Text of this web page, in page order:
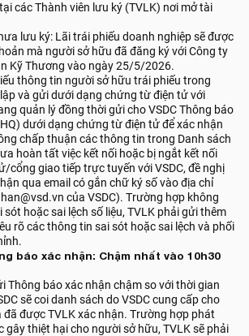
các Thành viên lưu ký (TVLK) nơi mở tài
lưu ký: Lãi trái phiếu doanh nghiệp sẽ được
mà người sở hữu đã đăng ký với Công ty
Kỹ Thương vào ngày 25/5/2026.
thông tin người sở hữu trái phiếu trong
lập và gửi dưới dạng chứng từ điện tử với
quản lý đồng thời gửi cho VSDC Thông báo
dưới dạng chứng từ điện tử để xác nhận
chấp thuận các thông tin trong Danh sách
hoàn tất việc kết nối hoặc bị ngắt kết nối
cổng giao tiếp trực tuyến với VSDC, đề nghị
qua email có gắn chữ ký số vào địa chỉ
của VSDC). Trường hợp không
hoặc sai lệch số liệu, TVLK phải gửi thêm
rõ các thông tin sai sót hoặc sai lệch và phối
báo xác nhận: Chậm nhất vào 10h30
Thông báo xác nhận chậm so với thời gian
sẽ coi danh sách do VSDC cung cấp cho
đã được TVLK xác nhận. Trường hợp phát
gây thiệt hại cho người sở hữu, TVLK sẽ phải